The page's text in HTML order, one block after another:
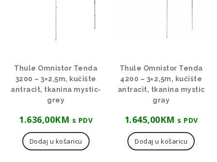
Thule Omnistor Tenda
3200 – 3×2,5m, kučište
antracit, tkanina mystic-
grey
1.636,00KM s PDV
Dodaj u košaricu
Thule Omnistor Tenda
4200 – 3×2,5m, kučište
antracit, tkanina mystic
gray
1.645,00KM s PDV
Dodaj u košaricu